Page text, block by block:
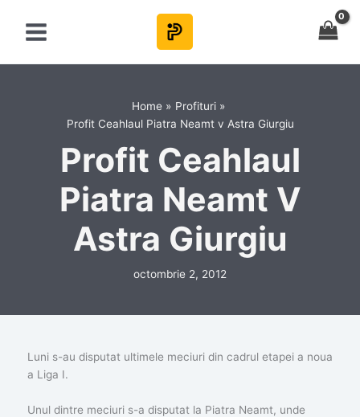
content
Home
Profituri
Profit Ceahlaul Piatra Neamt v Astra Giurgiu
Profit Ceahlaul
Piatra Neamt V
Astra Giurgiu
octombrie 2, 2012
Luni s-au disputat ultimele meciuri din cadrul etapei a noua
a Liga I.
Unul dintre meciuri s-a disputat la Piatra Neamt, unde